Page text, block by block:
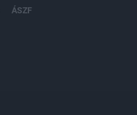
ÁSZF